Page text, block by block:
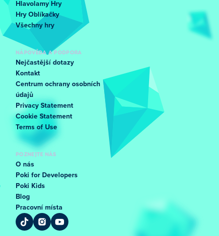
Hlavolamy Hry
Hry Oblíkačky
Všechny hry
NÁPOVĚDA A PODPORA
Nejčastější dotazy
Kontakt
Centrum ochrany osobních
údajů
Privacy Statement
Cookie Statement
Terms of Use
POZNEJTE NÁS
O nás
Poki for Developers
Poki Kids
Blog
Pracovní místa